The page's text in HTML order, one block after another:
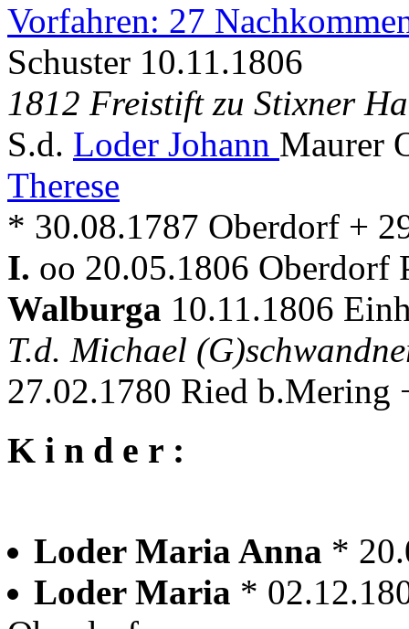
Vorfahren: 27
Schuster 10.11.1806
1812 Freistift zu Stixner
S.d. Loder Johann Maurer
Therese
* 30.08.1787 Oberdorf +
I. oo 20.05.1806 Oberdorf
Walburga 10.11.1806
T.d. Michael
27.02.1780 Ried b.Mering
K i n d e r :
Loder Maria Anna *
Loder Maria *